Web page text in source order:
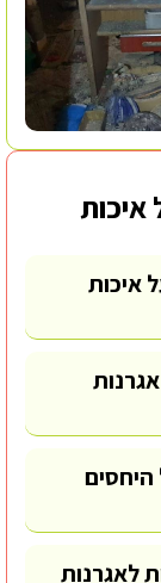
איכות
איכות
היחסים
לאגרנות